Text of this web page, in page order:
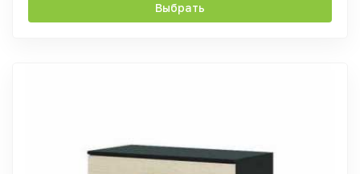
Выбрать